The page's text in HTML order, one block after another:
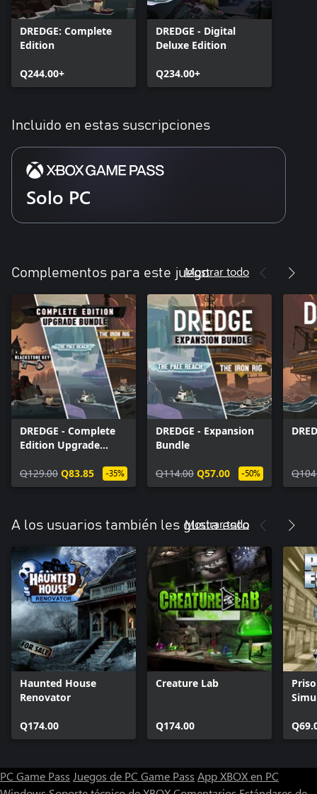
DREDGE: Complete
Edition
Q244.00+
DREDGE - Digital
Deluxe Edition
Q234.00+
Incluido en estas suscripciones
Solo PC
Complementos para este juegoMostrar todo
DREDGE - Complete
Edition Upgrade
Q129.00 Q83.85 -35%
DREDGE - Expansion
Bundle
Q114.00 Q57.00 -50%
A los usuarios también les gusta esto
Mostrar todo
Haunted House
Renovator
Q174.00
Creature Lab
Q174.00
PC Game Pass Juegos de PC Game Pass App XBOX en PC